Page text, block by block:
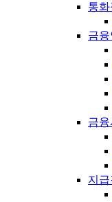
통화
금융
금
지급